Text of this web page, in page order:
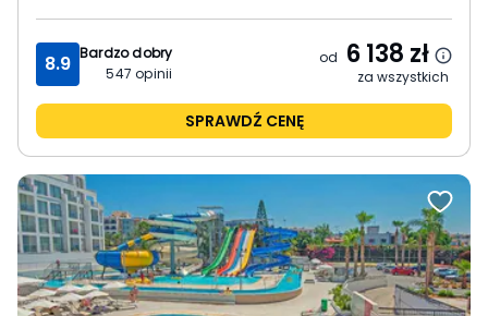
8.9 Bardzo dobry
547 opinii
od 6 138 zł
za wszystkich
SPRAWDŹ CENĘ